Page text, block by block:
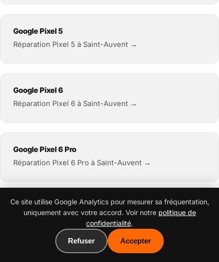
Google Pixel 5
Réparation Pixel 5 à Saint-Auvent →
Google Pixel 6
Réparation Pixel 6 à Saint-Auvent →
Google Pixel 6 Pro
Réparation Pixel 6 Pro à Saint-Auvent →
Google Pixel 6a
Réparation Pixel 6a à Saint-Auvent →
Ce site utilise Google Analytics pour mesurer sa fréquentation,
uniquement avec votre accord. Voir notre politique de
confidentialité.
Refuser Accepter